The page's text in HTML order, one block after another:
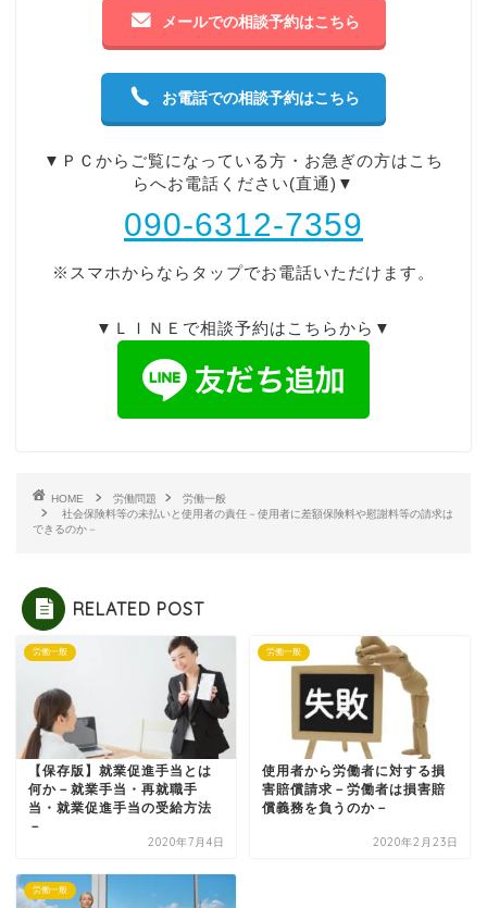
メールでの相談予約はこちら
お電話での相談予約はこちら
▼ＰＣからご覧になっている方・お急ぎの方はこち
らへお電話ください(直通)▼
090-6312-7359
※スマホからならタップでお電話いただけます。
▼ＬＩＮＥで相談予約はこちらから▼
HOME 労働問題
労働一般
社会保険料等の未払いと使用者の責任－使用者に差額保険料や慰謝料等の請求は
できるのか－
RELATED POST
労働一般
【保存版】就業促進手当とは
何か－就業手当・再就職手
当・就業促進手当の受給方法
－
2020年7月4日
労働一般
使用者から労働者に対する損
害賠償請求－労働者は損害賠
償義務を負うのか－
2020年2月23日
労働一般